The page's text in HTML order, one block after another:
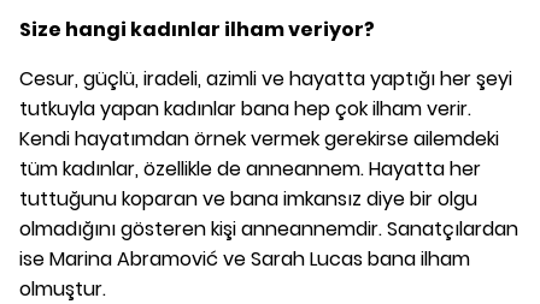
Size hangi kadınlar ilham veriyor?
Cesur, güçlü, iradeli, azimli ve hayatta yaptığı her şeyi
tutkuyla yapan kadınlar bana hep çok ilham verir.
Kendi hayatımdan örnek vermek gerekirse ailemdeki
tüm kadınlar, özellikle de anneannem. Hayatta her
tuttuğunu koparan ve bana imkansız diye bir olgu
olmadığını gösteren kişi anneannemdir. Sanatçılardan
ise Marina Abramović ve Sarah Lucas bana ilham
olmuştur.